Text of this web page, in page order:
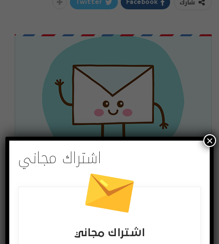
شارك Facebook
Twitter
اشتراك مجاني
لتصلك الاخبار وللمشاركة في المسابقات ادخل بريدك
الالكتروني
اشتراك مجاني
اشتراك مجاني
×